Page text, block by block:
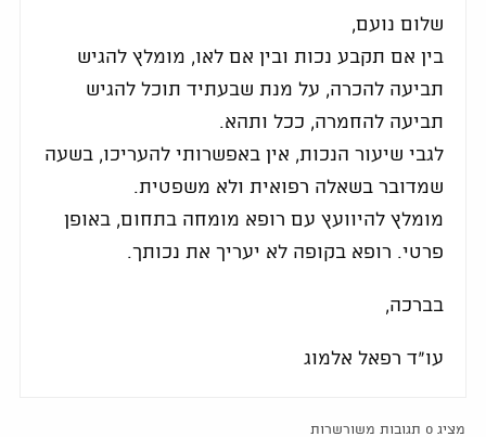
שלום נועם,
בין אם תקבע נכות ובין אם לאו, מומלץ להגיש
תביעה להכרה, על מנת שבעתיד תוכל להגיש
תביעה להחמרה, ככל ותהא.
לגבי שיעור הנכות, אין באפשרותי להעריכו, בשעה
שמדובר בשאלה רפואית ולא משפטית.
מומלץ להיוועץ עם רופא מומחה בתחום, באופן
פרטי. רופא בקופה לא יעריך את נכותך.
בברכה,
עו"ד רפאל אלמוג
מציג 0 תגובות משורשרות